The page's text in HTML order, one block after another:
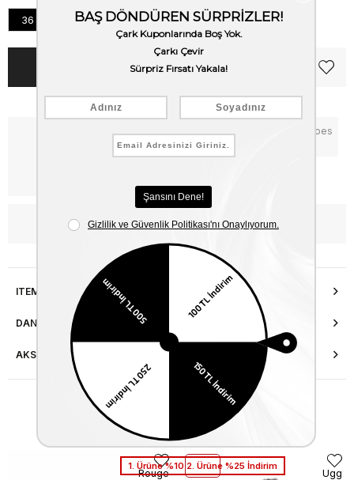
36 37 38 39 40
Critical Stock
Notify me when the price goes
down
WhatsApp’tan Bilgi Al
ITEM FEATURES
DANIŞMA HATTI
AKSESUAR ONARIMI
Similar Items
Rouge
1. Ürüne %10 2. Ürüne %25 İndirim
Ugg